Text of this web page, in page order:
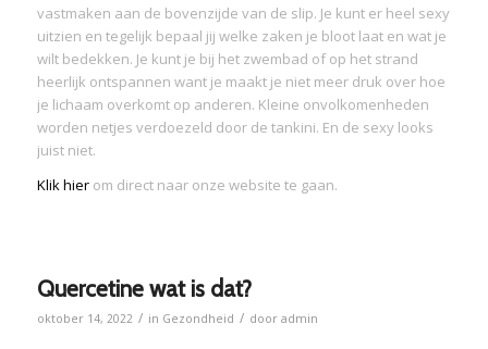
vastmaken aan de bovenzijde van de slip. Je kunt er heel sexy
uitzien en tegelijk bepaal jij welke zaken je bloot laat en wat je
wilt bedekken. Je kunt je bij het zwembad of op het strand
heerlijk ontspannen want je maakt je niet meer druk over hoe
je lichaam overkomt op anderen. Kleine onvolkomenheden
worden netjes verdoezeld door de tankini. En de sexy looks
juist niet.
Klik hierom direct naar onze website te gaan.
Quercetine wat is dat?
oktober 14, 2022 / in Gezondheid / door admin